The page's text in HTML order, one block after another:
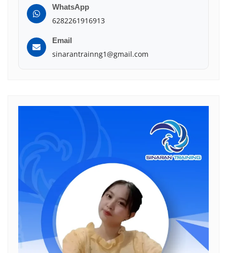
WhatsApp
6282261916913
Email
sinarantrainng1@gmail.com